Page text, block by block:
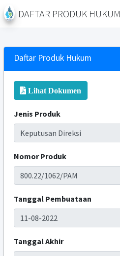
DAFTAR PRODUK HUKUM
Daftar Produk Hukum
Lihat Dokumen
Jenis Produk
Nomor Produk
Tanggal Pembuataan
Tanggal Akhir